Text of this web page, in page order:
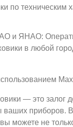
по техническим
и ЯНАО:
в любой
— это залог
ваших приборов.
можете не